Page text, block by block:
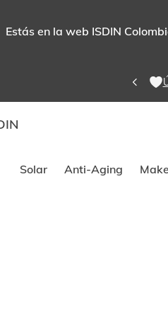
Estás en la web ISDIN
Solar Anti-Aging